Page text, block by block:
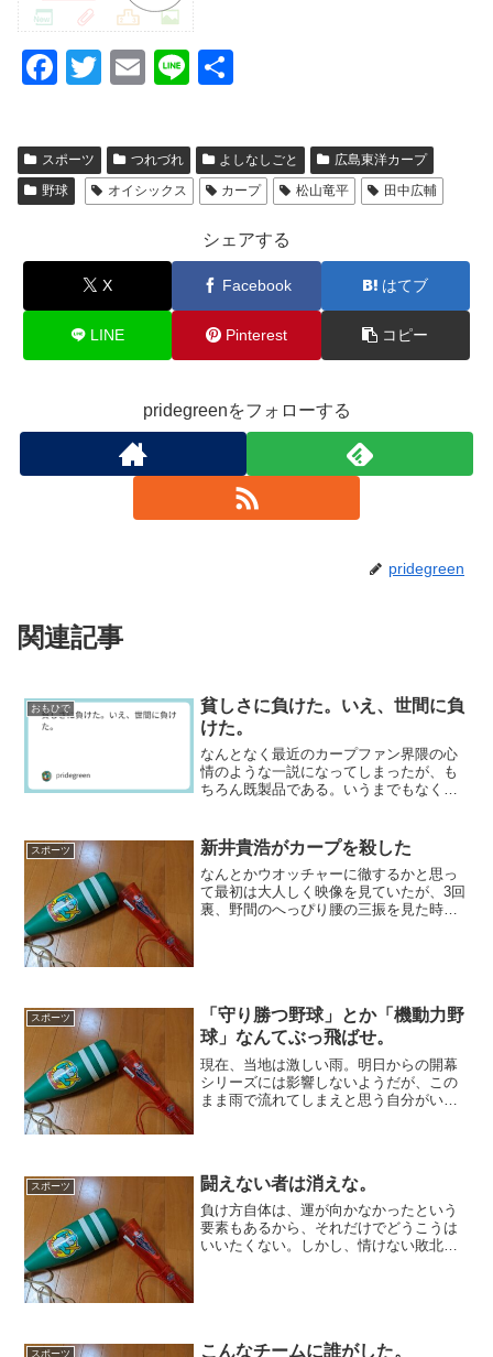
F
c
e
b
k
T
tt
er
E
ail
Li
e
スポーツ つれづれ よしなしごと
広島東洋カープ
野球
オイシックス カープ 松山竜平 田中広輔
シェアする
X Facebook はてブ
LINE Pinterest コピー
pridegreenをフォローする
pridegreen
関連記事
おもひで
貧しさに負けた。いえ、世間に負
けた。
なんとなく最近のカープファン界隈の心
情のような一説になってしまったが、も
ちろん既製品である。いうまでもなくさ
オリコンヒットチャートの1位になったと
いう。さぞかしオ...
スポーツ 新井貴浩がカープを殺した
なんとかウオッチャーに徹するかと思っ
て最初は大人しく映像を見ていたが、3回
裏、野間のへっぴり腰の三振を見た時点
スポーツ
「守り勝つ野球」とか「機動力野
球」なんてぶっ飛ばせ。
現在、当地は激しい雨。明日からの開幕
シリーズには影響しないようだが、この
まま雨で流れてしまえと思う自分がい
スポーツ 闘えない者は消えな。
負け方自体は、運が向かなかったという
要素もあるから、それだけでどうこうは
いいたくない。しかし、情けない敗北
スポーツ こんなチームに誰がした。